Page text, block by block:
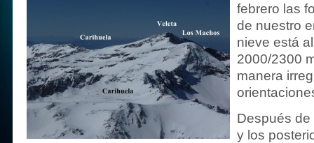
febrero las
de nuestro
nieve está
2000/2300
manera
Después
y los